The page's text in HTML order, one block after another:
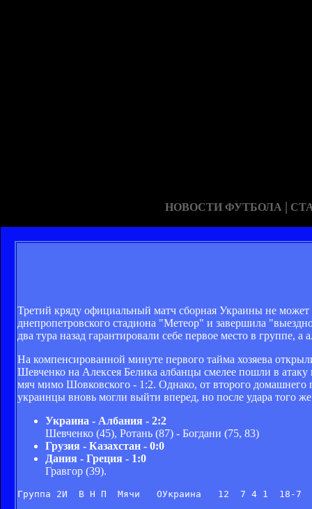
НОВОСТИ ФУТБОЛА |
Третий кряду официальный матч сборная Украины не может
днепропетровского стадиона "Метеор" и завершила
два тура назад гарантировали себе первое место в группе,
На компенсированной минуте первого тайма хозяева
Шевченко на Алексея Белика албанцы смелее пошли в
мяч мимо Шовковского - 1:2. Однако, от второго домашнего
украинцы вновь могли выйти вперед, но после удара того
Украина - Албания - 2:2
Шевченко (45), Ротань (87) - Богдани (75, 83)
Грузия - Казахстан - 0:0
Дания - Греция - 1:0
Гравгор (39).
Группа 2И  В Н П  Мячи   OУкраина   12  7 4 1  18-